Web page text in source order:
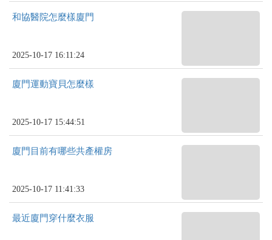
和協醫院怎麼樣廈門
2025-10-17 16:11:24
廈門運動寶貝怎麼樣
2025-10-17 15:44:51
廈門目前有哪些共產權房
2025-10-17 11:41:33
最近廈門穿什麼衣服